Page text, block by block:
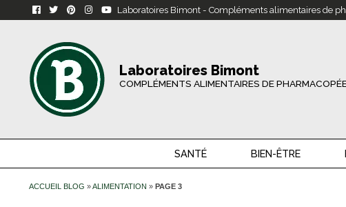
Laboratoires Bimont - Compléments alimentaires de
Laboratoires Bimont
COMPLÉMENTS ALIMENTAIRES DE
SANTÉ BIEN-ÊTRE
ACCUEIL BLOG »ALIMENTATION » PAGE 3